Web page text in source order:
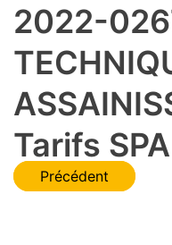
2022-
Tarifs
Navigation
Précédent